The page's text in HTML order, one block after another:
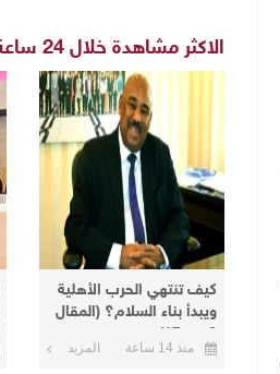
الاكثر مشاهدة خلال 24 ساعة
كيف تنتهي الحرب الأهلية
ويبدأ بناء السلام؟ (المقال
8 من 17)
منذ 14 ساعة المزيد